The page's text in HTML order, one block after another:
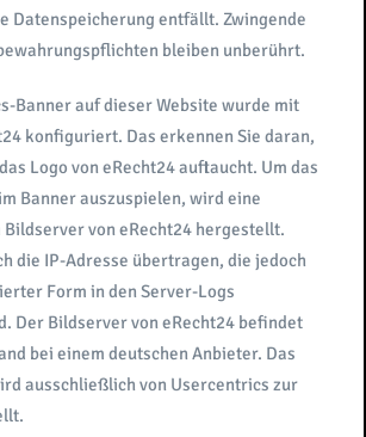
Datenspeicherung entfällt. Zwingende
bleiben unberührt.
Banner auf dieser Website wurde mit
konfiguriert. Das erkennen Sie daran,
Logo von eRecht24 auftaucht. Um das
Banner auszuspielen, wird eine
Bildserver von eRecht24 hergestellt.
die IP-Adresse übertragen, die jedoch
Form in den Server-Logs
Der Bildserver von eRecht24 befindet
bei einem deutschen Anbieter. Das
ausschließlich von Usercentrics zur